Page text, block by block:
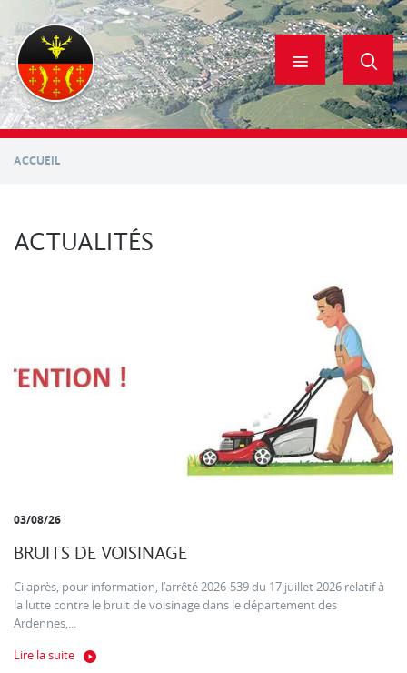
contenu
principal
ACCUEIL
ACTUALITÉS
03/08/26
BRUITS DE VOISINAGE
Ci après, pour information, l’arrêté 2026-539 du 17 juillet 2026 relatif à
la lutte contre le bruit de voisinage dans le département des
Ardennes,...
Lire la suite